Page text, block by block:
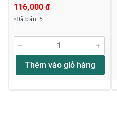
Viết nhận xét về sản phẩm
Đánh giá sao
116,000 đ
Đã bán: 5
Thêm vào giỏ hàng